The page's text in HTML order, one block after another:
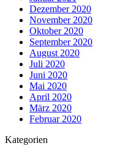
Dezember 2020
November 2020
Oktober 2020
September 2020
August 2020
Juli 2020
Juni 2020
Mai 2020
April 2020
März 2020
Februar 2020
Kategorien